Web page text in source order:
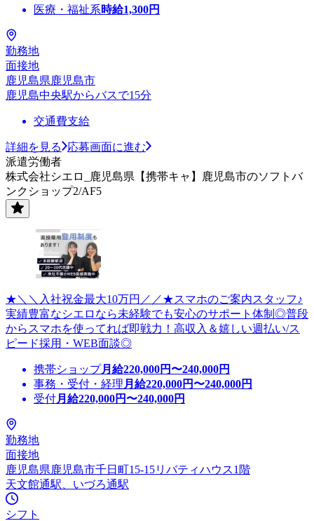
医療・福祉系時給1,300円
勤務地
面接地
鹿児島県鹿児島市
鹿児島中央駅からバスで15分
交通費支給
詳細を見る
応募画面に進む
派遣労働者
株式会社シエロ_鹿児島県【携帯キャ】鹿児島市のソフトバ
ンクショップ2/AF5
★＼＼入社祝金最大10万円／／★スマホのご案内スタッフ♪
実績豊富なシエロなら未経験でも安心のサポート体制◎普段
からスマホを使ってれば即戦力！高収入＆嬉しい週払い/ス
ピード採用・WEB面談◎
携帯ショップ月給220,000円〜240,000円
事務・受付・経理 月給220,000円〜240,000円
受付月給220,000円〜240,000円
勤務地
面接地
鹿児島県鹿児島市千日町15-15リバティハウス1階
天文館通駅、いづろ通駅
シフト